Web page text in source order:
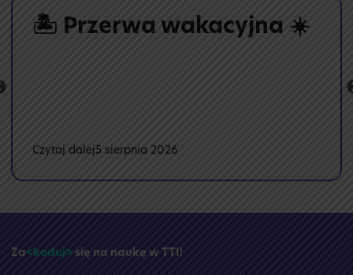
🏝️ Przerwa wakacyjna ☀️
Czytaj dalej:5 sierpnia 2026
Za<koduj> się na naukę w TTI!